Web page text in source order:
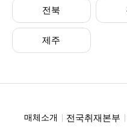
전북
제주
매체소개 전국취재본부